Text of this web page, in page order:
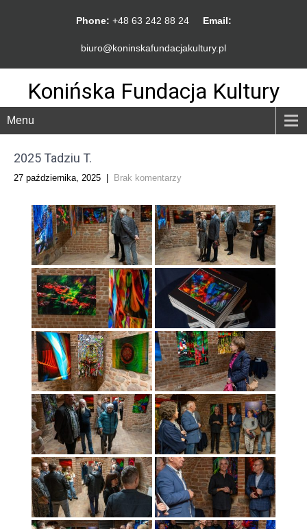
Phone: +48 63 242 88 24 Email:
biuro@koninskafundacjakultury.pl
Konińska Fundacja Kultury
Menu
2025 Tadziu T.
27 października, 2025 Brak komentarzy